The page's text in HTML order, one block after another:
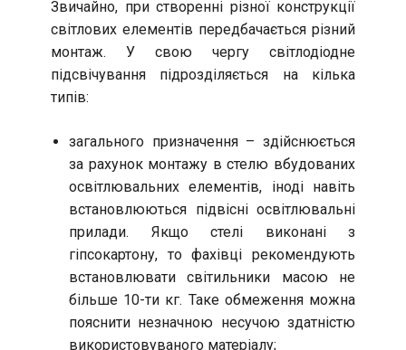
Звичайно, при створенні різної конструкції
світлових елементів передбачається різний
монтаж. У свою чергу світлодіодне
підсвічування підрозділяється на кілька
типів:
загального призначення – здійснюється
за рахунок монтажу в стелю вбудованих
освітлювальних елементів, іноді навіть
встановлюються підвісні освітлювальні
прилади. Якщо стелі виконані з
гіпсокартону, то фахівці рекомендують
встановлювати світильники масою не
більше 10-ти кг. Таке обмеження можна
пояснити незначною несучою здатністю
використовуваного матеріалу;